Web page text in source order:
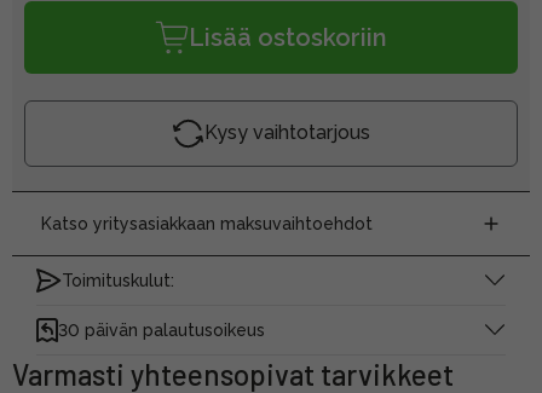
Lisää ostoskoriin
Kysy vaihtotarjous
Katso yritysasiakkaan maksuvaihtoehdot
Toimituskulut:
30 päivän palautusoikeus
Varmasti yhteensopivat tarvikkeet